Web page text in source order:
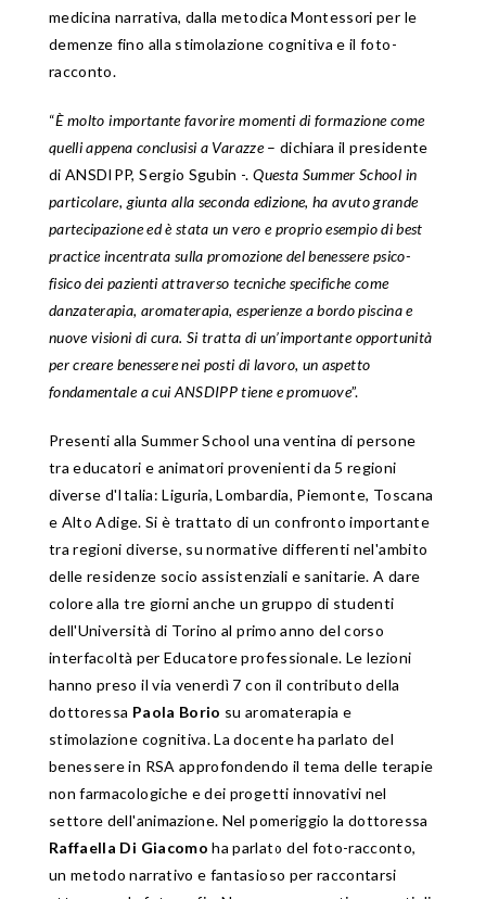
medicina narrativa, dalla metodica Montessori per le
demenze fino alla stimolazione cognitiva e il foto-
racconto.
“È molto importante favorire momenti di formazione come
quelli appena conclusisi a Varazze– dichiara il presidente
di ANSDIPP, Sergio Sgubin -.Questa Summer School in
particolare, giunta alla seconda edizione, ha avuto grande
partecipazione ed è stata un vero e proprio esempio di best
practice incentrata sulla promozione del benessere psico-
fisico dei pazienti attraverso tecniche specifiche come
danzaterapia, aromaterapia, esperienze a bordo piscina e
nuove visioni di cura. Si tratta di un’importante opportunità
per creare benessere nei posti di lavoro, un aspetto
fondamentale a cui ANSDIPP tiene e promuove”.
Presenti alla Summer School una ventina di persone
tra educatori e animatori provenienti da 5 regioni
diverse d'Italia: Liguria, Lombardia, Piemonte, Toscana
e Alto Adige. Si è trattato di un confronto importante
tra regioni diverse, su normative differenti nel'ambito
delle residenze socio assistenziali e sanitarie. A dare
colore alla tre giorni anche un gruppo di studenti
dell'Università di Torino al primo anno del corso
interfacoltà per Educatore professionale. Le lezioni
hanno preso il via venerdì 7 con il contributo della
dottoressa Paola Borio su aromaterapia e
stimolazione cognitiva. La docente ha parlato del
benessere in RSA approfondendo il tema delle terapie
non farmacologiche e dei progetti innovativi nel
settore dell'animazione. Nel pomeriggio la dottoressa
Raffaella Di Giacomo ha parlato del foto-racconto,
un metodo narrativo e fantasioso per raccontarsi